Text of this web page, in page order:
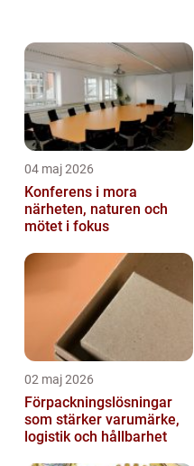
04 maj 2026
Konferens i mora
närheten, naturen och
mötet i fokus
02 maj 2026
Förpackningslösningar
som stärker varumärke,
logistik och hållbarhet